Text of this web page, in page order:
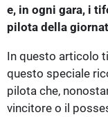
e, in ogni gara, i
pilota della
In questo articolo
questo speciale
pilota che,
vincitore o il